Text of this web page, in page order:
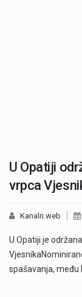
U Opatiji
vrpca
Kanalri.web
U Opatiji je
spašavanja,